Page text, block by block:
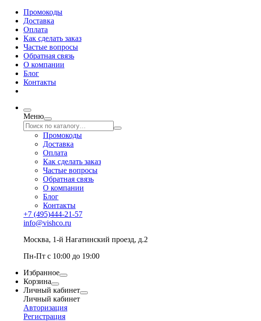
Промокоды
Доставка
Оплата
Как сделать заказ
Частые вопросы
Обратная связь
О компании
Блог
Контакты
Меню
Промокоды
Доставка
Оплата
Как сделать заказ
Частые вопросы
Обратная связь
О компании
Блог
Контакты
+7 (495)444-21-57
info@vishco.ru
Москва, 1-й Нагатинский проезд, д.2
Пн-Пт с 10:00 до 19:00
Избранное
Корзина
Личный кабинет
Личный кабинет
Авторизация
Регистрация